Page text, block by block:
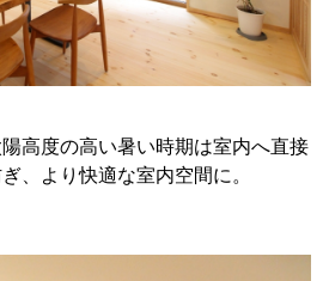
高度の高い暑い時期は室内へ直接
、より快適な室内空間に。